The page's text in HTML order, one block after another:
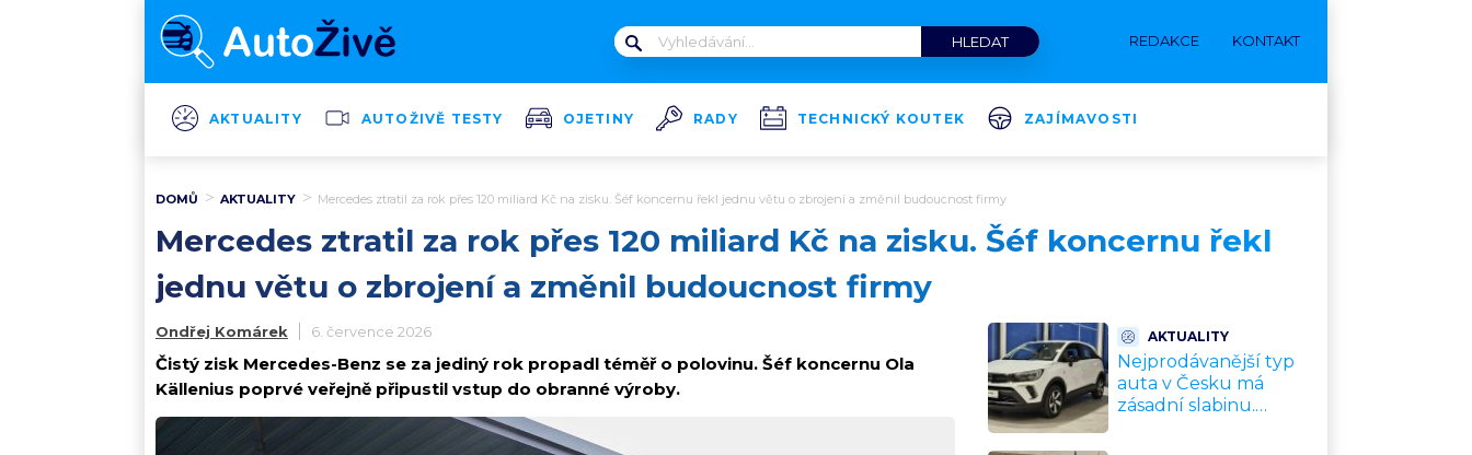
REDAKCE KONTAKT
AKTUALITY AUTOŽIVĚ TESTY OJETINY RADY TECHNICKÝ KOUTEK ZAJÍMAVOSTI
DOMŮ AKTUALITY Mercedes ztratil za rok přes 120 miliard Kč na zisku. Šéf koncernu řekl jednu větu o zbrojení a změnil budoucnost firmy
Mercedes ztratil za rok přes 120 miliard Kč na zisku. Šéf koncernu řekl
jednu větu o zbrojení a změnil budoucnost firmy
Ondřej Komárek 6. července 2026
Čistý zisk Mercedes-Benz se za jediný rok propadl téměř o polovinu. Šéf koncernu Ola
Källenius poprvé veřejně připustil vstup do obranné výroby.
AKTUALITY
Nejprodávanější typ
auta v Česku má
zásadní slabinu.